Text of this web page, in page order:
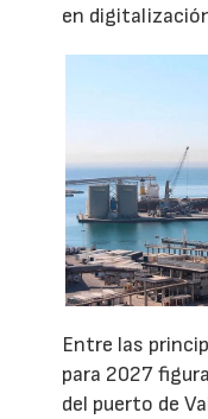
en
Entre las
para 2027
del puerto de